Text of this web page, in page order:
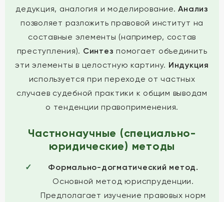
дедукция, аналогия и моделирование.Анализ
позволяет разложить правовой институт на
составные элементы (например, состав
преступления). Синтез помогает объединить
эти элементы в целостную картину. Индукция
используется при переходе от частных
случаев судебной практики к общим выводам
о тенденции правоприменения.
Частнонаучные (специально-
юридические) методы
Формально-догматический метод.
Основной метод юриспруденции.
Предполагает изучение правовых норм